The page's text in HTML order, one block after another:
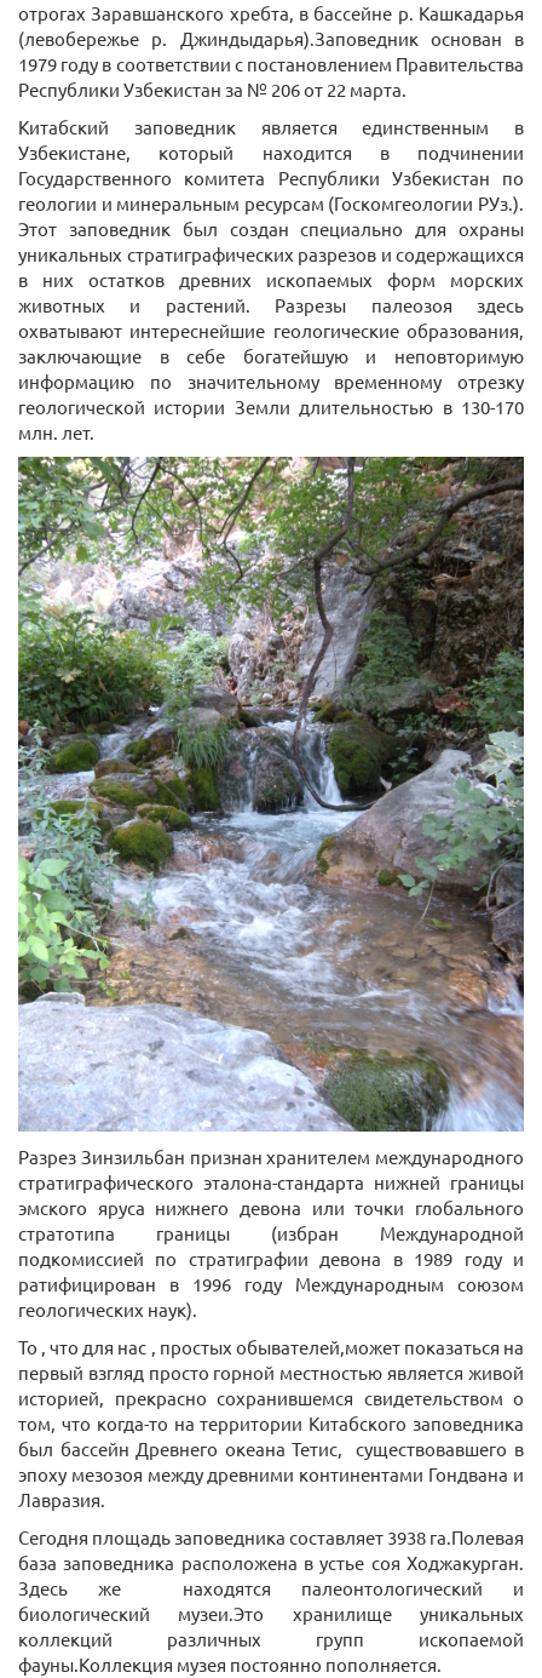
отрогах Заравшанского хребта, в бассейне р. Кашкадарья
(левобережье р. Джиндыдарья).Заповедник основан в
1979 году в соответствии с постановлением Правительства
Республики Узбекистан за № 206 от 22 марта.
Китабский заповедник является единственным в
Узбекистане, который находится в подчинении
Государственного комитета Республики Узбекистан по
геологии и минеральным ресурсам (Госкомгеологии РУз.).
Этот заповедник был создан специально для охраны
уникальных стратиграфических разрезов и содержащихся
в них остатков древних ископаемых форм морских
животных и растений. Разрезы палеозоя здесь
охватывают интереснейшие геологические образования,
заключающие в себе богатейшую и неповторимую
информацию по значительному временному отрезку
геологической истории Земли длительностью в 130-170
млн. лет.
Разрез Зинзильбан признан хранителем международного
стратиграфического эталона-стандарта нижней границы
эмского яруса нижнего девона или точки глобального
стратотипа границы (избран Международной
подкомиссией по стратиграфии девона в 1989 году и
ратифицирован в 1996 году Международным союзом
геологических наук).
То , что для нас , простых обывателей,может показаться на
первый взгляд просто горной местностью является живой
историей, прекрасно сохранившемся свидетельством о
том, что когда-то на территории Китабского заповедника
был бассейн Древнего океана Тетис, существовавшего в
эпоху мезозоя между древними континентами Гондвана и
Лавразия.
Сегодня площадь заповедника составляет 3938 га.Полевая
база заповедника расположена в устье соя Ходжакурган.
Здесь же находятся палеонтологический и
биологический музеи.Это хранилище уникальных
коллекций различных групп ископаемой
фауны.Коллекция музея постоянно пополняется.